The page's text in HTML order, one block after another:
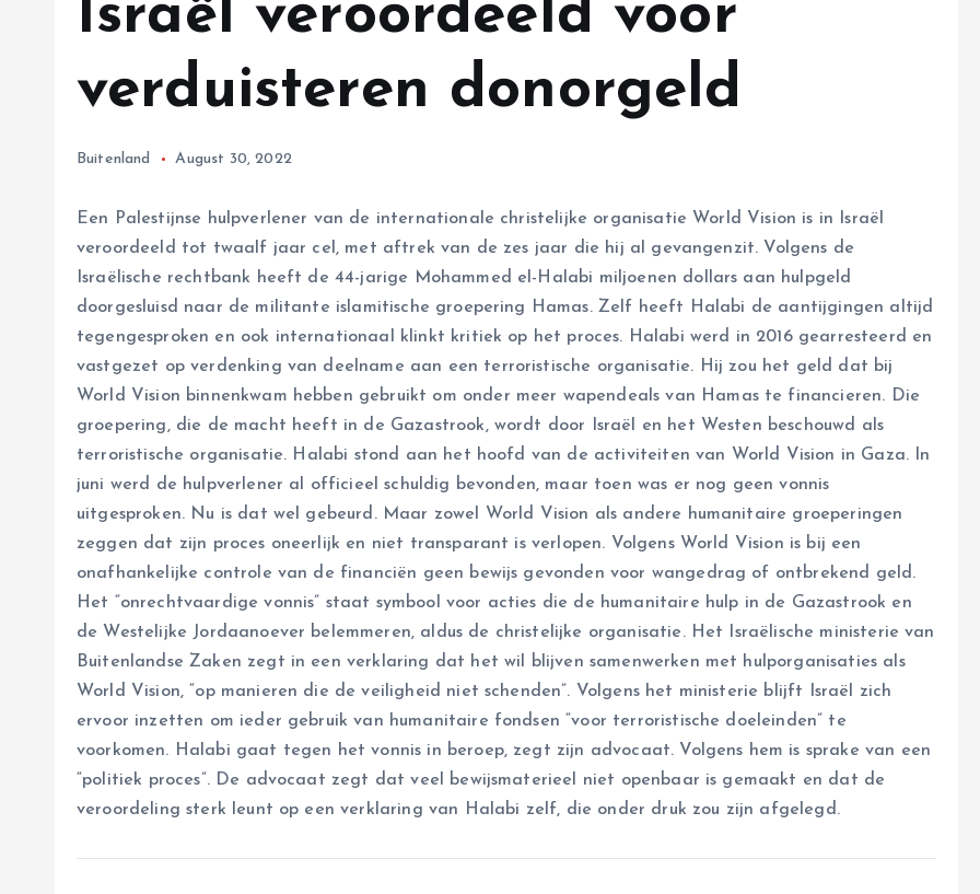
Israël veroordeeld voor
verduisteren donorgeld
Buitenland August 30, 2022
Een Palestijnse hulpverlener van de internationale christelijke organisatie World Vision is in Israël
veroordeeld tot twaalf jaar cel, met aftrek van de zes jaar die hij al gevangenzit. Volgens de
Israëlische rechtbank heeft de 44-jarige Mohammed el-Halabi miljoenen dollars aan hulpgeld
doorgesluisd naar de militante islamitische groepering Hamas. Zelf heeft Halabi de aantijgingen altijd
tegengesproken en ook internationaal klinkt kritiek op het proces. Halabi werd in 2016 gearresteerd en
vastgezet op verdenking van deelname aan een terroristische organisatie. Hij zou het geld dat bij
World Vision binnenkwam hebben gebruikt om onder meer wapendeals van Hamas te financieren. Die
groepering, die de macht heeft in de Gazastrook, wordt door Israël en het Westen beschouwd als
terroristische organisatie. Halabi stond aan het hoofd van de activiteiten van World Vision in Gaza. In
juni werd de hulpverlener al officieel schuldig bevonden, maar toen was er nog geen vonnis
uitgesproken. Nu is dat wel gebeurd. Maar zowel World Vision als andere humanitaire groeperingen
zeggen dat zijn proces oneerlijk en niet transparant is verlopen. Volgens World Vision is bij een
onafhankelijke controle van de financiën geen bewijs gevonden voor wangedrag of ontbrekend geld.
Het “onrechtvaardige vonnis” staat symbool voor acties die de humanitaire hulp in de Gazastrook en
de Westelijke Jordaanoever belemmeren, aldus de christelijke organisatie. Het Israëlische ministerie van
Buitenlandse Zaken zegt in een verklaring dat het wil blijven samenwerken met hulporganisaties als
World Vision, “op manieren die de veiligheid niet schenden”. Volgens het ministerie blijft Israël zich
ervoor inzetten om ieder gebruik van humanitaire fondsen “voor terroristische doeleinden” te
voorkomen. Halabi gaat tegen het vonnis in beroep, zegt zijn advocaat. Volgens hem is sprake van een
“politiek proces”. De advocaat zegt dat veel bewijsmaterieel niet openbaar is gemaakt en dat de
veroordeling sterk leunt op een verklaring van Halabi zelf, die onder druk zou zijn afgelegd.